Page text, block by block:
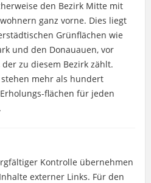
den Bezirk Mitte mit
ganz vorne. Dies liegt
Grünflächen wie
und den Donauauen, vor
zu diesem Bezirk zählt.
mehr als hundert
flächen für jeden
Kontrolle übernehmen
externer Links. Für den